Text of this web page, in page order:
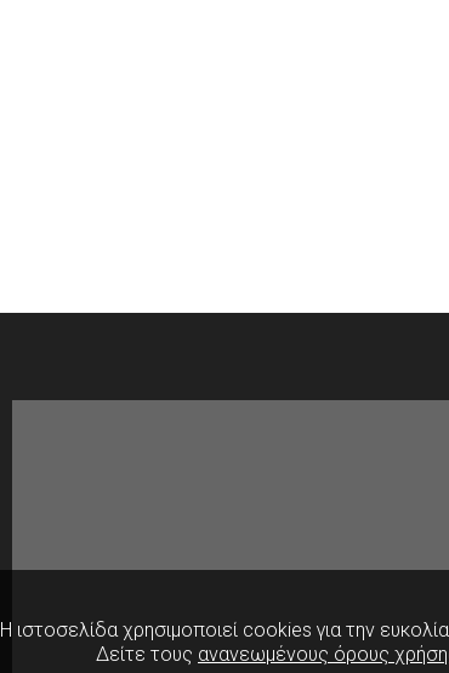
Η ιστοσελίδα χρησιμοποιεί cookies για την
Δείτε τους ανανεωμένους όρους